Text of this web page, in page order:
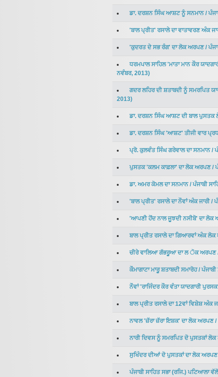
ਡਾ. ਦਰਸ਼ਨ ਸਿੰਘ ਆਸ਼ਟ ਨੂੰ ਸਨਮਾਨ/
'ਬਾਲ ਪ੍ਰੀਤ' ਰਸਾਲੇ ਦਾ ਵਾਤਾਵਰਣ ਅੰਕ
'ਕੁਦਰਤ ਦੇ ਸਭ ਰੰਗ' ਦਾ ਲੋਕ ਅਰਪਣ/
ਧਰਮਪਾਲ ਸਾਹਿਲ 'ਮਾਤਾ ਮਾਨ ਕੌਰ
ਨਵੰਬਰ, 2013)
ਗਦਰ ਲਹਿਰ ਦੀ ਸ਼ਤਾਬਦੀ ਨੂੰ ਸਮਰਪਿਤ
2013)
ਡਾ. ਦਰਸ਼ਨ ਸਿੰਘ ਆਸ਼ਟ ਦੀ ਬਾਲ ਪੁਸਤਕ
ਡਾ. ਦਰਸ਼ਨ ਸਿੰਘ 'ਆਸ਼ਟ' ਤੀਜੀ ਵਾਰ
ਪ੍ਰੋ. ਕੁਲਵੰਤ ਸਿੰਘ ਗਰੇਵਾਲ ਦਾ ਸਨਮਾਨ/
ਪੁਸਤਕ 'ਕਲਮ ਕਾਫ਼ਲਾ' ਦਾ ਲੋਕ ਅਰਪਣ/
ਡਾ. ਅਮਰ ਕੋਮਲ ਦਾ ਸਨਮਾਨ/ ਪੰਜਾਬੀ
'ਬਾਲ ਪ੍ਰੀਤ' ਰਸਾਲੇ ਦਾ ਨੌਵਾਂ ਅੰਕ ਜਾਰੀ/
'ਆਪਣੀ ਹੋਂਦ ਨਾਲ ਜੂਝਦੀ ਨਸੀਬੋ' ਦਾ ਲੋਕ
ਬਾਲ ਪ੍ਰੀਤ ਰਸਾਲੇ ਦਾ ਗਿਆਰਵਾਂ ਅੰਕ
ਚੀਰੇ ਵਾਲਿਆ ਗੱਭਰੂਆ ਦਾ ਲ ੋਕ ਅਰਪਣ
ਕੌਮਾਗਾਟਾ ਮਾਰੂ ਸ਼ਤਾਬਦੀ ਸਮਾਰੋਹ/
ਨੌਵਾਂ 'ਰਾਜਿੰਦਰ ਕੌਰ ਵੰਤਾ ਯਾਦਗਾਰੀ
ਬਾਲ ਪ੍ਰੀਤ ਰਸਾਲੇ ਦਾ 12ਵਾਂ ਵਿਸ਼ੇਸ਼ ਅੰਕ
ਨਾਵਲ 'ਜ਼ੱਰਾ ਜ਼ੱਰਾ ਇਸ਼ਕ' ਦਾ ਲੋਕ ਅਰਪਣ/
ਨਾਰੀ ਦਿਵਸ ਨੂੰ ਸਮਰਪਿਤ ਦੋ ਪੁਸਤਕਾਂ
ਸੁਖਿੰਦਰ ਦੀਆਂ ਦੋ ਪੁਸਤਕਾਂ ਦਾ ਲੋਕ ਅਰਪਣ
ਪੰਜਾਬੀ ਸਾਹਿਤ ਸਭਾ (ਰਜਿ.) ਪਟਿਆਲਾ